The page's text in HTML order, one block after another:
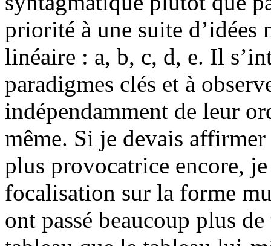
priorité à une suite d’idées
linéaire : a, b, c, d, e. Il
paradigmes clés et à
indépendamment de leur
même. Si je devais
plus provocatrice encore,
focalisation sur la forme
ont passé beaucoup plus